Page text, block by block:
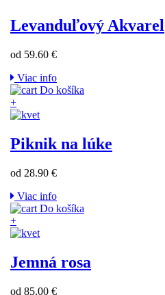
Levanduľový Akvarel
od 59.60 €
Viac info
Do košíka
+
Piknik na lúke
od 28.90 €
Viac info
Do košíka
+
Jemná rosa
od 85.00 €